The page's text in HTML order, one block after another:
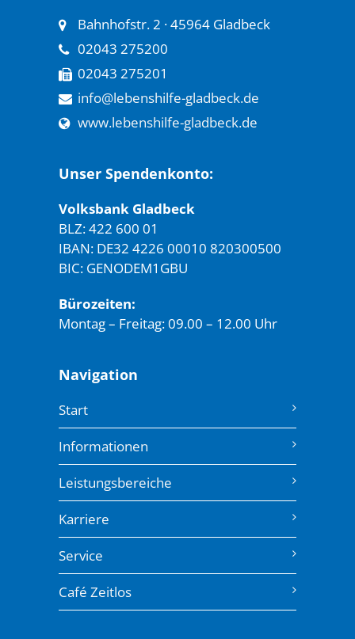
Bahnhofstr. 2 · 45964 Gladbeck
02043 275200
02043 275201
info@lebenshilfe-gladbeck.de
www.lebenshilfe-gladbeck.de
Unser Spendenkonto:
Volksbank Gladbeck
BLZ: 422 600 01
IBAN: DE32 4226 00010 820300500
BIC: GENODEM1GBU
Bürozeiten:
Montag – Freitag: 09.00 – 12.00 Uhr
Navigation
Start
Informationen
Leistungsbereiche
Karriere
Service
Café Zeitlos